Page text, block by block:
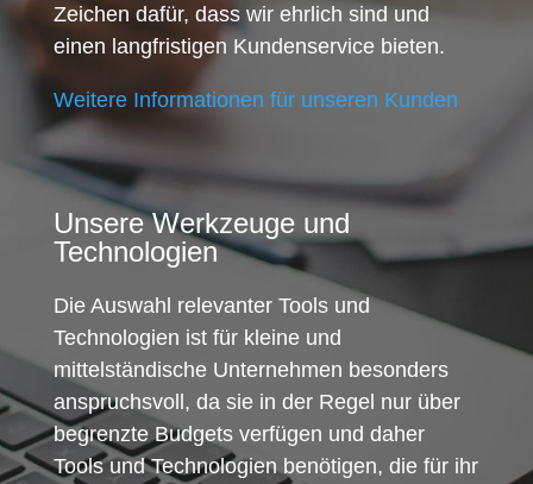
Zeichen dafür, dass wir ehrlich sind und
einen langfristigen Kundenservice bieten.
Weitere Informationen für unseren Kunden
Unsere Werkzeuge und
Technologien
Die Auswahl relevanter Tools und
Technologien ist für kleine und
mittelständische Unternehmen besonders
anspruchsvoll, da sie in der Regel nur über
begrenzte Budgets verfügen und daher
Tools und Technologien benötigen, die für ihr